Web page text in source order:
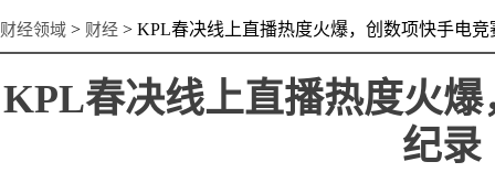
财经领域 > 财经 > KPL春决线上直播热度火爆，创数项快手电竞
KPL春决线上直播热度火
纪录